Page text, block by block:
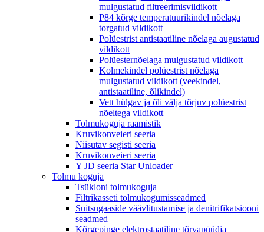
mulgustatud filtreerimisvildikott
P84 kõrge temperatuurikindel nõelaga
torgatud vildikott
Polüestrist antistaatiline nõelaga augustatud
vildikott
Polüesternõelaga mulgustatud vildikott
Kolmekindel polüestrist nõelaga
mulgustatud vildikott (veekindel,
antistaatiline, õlikindel)
Vett hülgav ja õli välja tõrjuv polüestrist
nõeltega vildikott
Tolmukoguja raamistik
Kruvikonveieri seeria
Niisutav segisti seeria
Kruvikonveieri seeria
Y JD seeria Star Unloader
Tolmu koguja
Tsükloni tolmukoguja
Filtrikasseti tolmukogumisseadmed
Suitsugaaside väävlitustamise ja denitrifikatsiooni
seadmed
Kõrgepinge elektrostaatiline tõrvapüüdja